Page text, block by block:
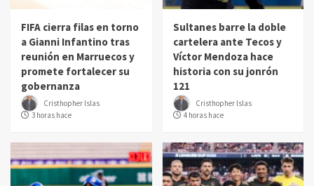
FIFA cierra filas en torno
a Gianni Infantino tras
reunión en Marruecos y
promete fortalecer su
gobernanza
Cristhopher Islas
3 horas hace
Sultanes barre la doble
cartelera ante Tecos y
Víctor Mendoza hace
historia con su jonrón
121
Cristhopher Islas
4 horas hace